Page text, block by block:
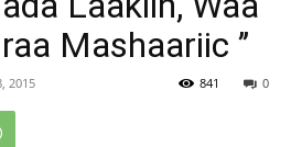
Mashaariic ’’
2015 0
841